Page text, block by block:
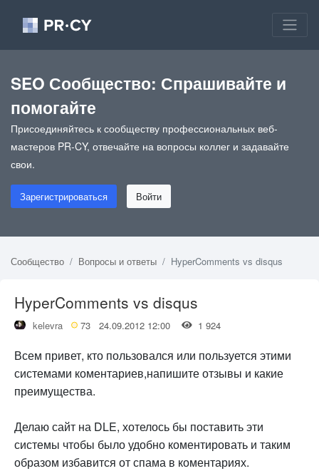
SEO Сообщество: Спрашивайте и
помогайте
Присоединяйтесь к сообществу профессиональных веб-
мастеров PR-CY, отвечайте на вопросы коллег и задавайте
свои.
Зарегистрироваться Войти
Сообщество Вопросы и ответы HyperComments vs disqus
HyperComments vs disqus
kelevra 73 24.09.2012 12:00 1 924
Всем привет, кто пользовался или пользуется этими
системами коментариев,напишите отзывы и какие
преимущества.
Делаю сайт на DLE, хотелось бы поставить эти
системы чтобы было удобно коментировать и таким
образом избавится от спама в коментариях.